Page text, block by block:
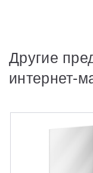
Другие
интернет-